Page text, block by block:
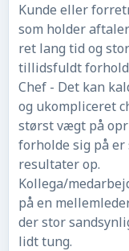
Kunde eller
som holder
ret lang tid og
tillidsfuldt
Chef - Det kan
og ukompliceret
størst vægt på
forholde sig på
resultater op.
Kollega/
på en
der stor
lidt tung.